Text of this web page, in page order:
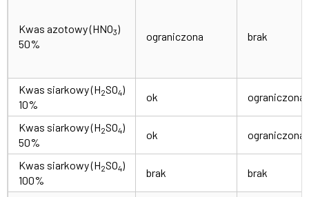
Kwas azotowy (HNO3)
50%
ograniczona brak
Kwas siarkowy (H2SO4)
10%
ok ograniczona
Kwas siarkowy (H2SO4)
50%
ok ograniczona
Kwas siarkowy (H2SO4)
100%
brak brak